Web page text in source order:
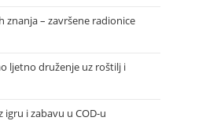
znanja – završene radionice
ljetno druženje uz roštilj i
igru i zabavu u COD-u